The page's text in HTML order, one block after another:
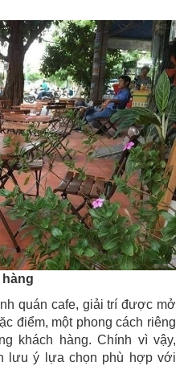
quán cafe, giải trí được mở
điểm, một phong cách riêng
khách hàng. Chính vì vậy,
lưu ý lựa chọn phù hợp với